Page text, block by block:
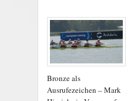
Bronze als
Ausrufezeichen – Mark